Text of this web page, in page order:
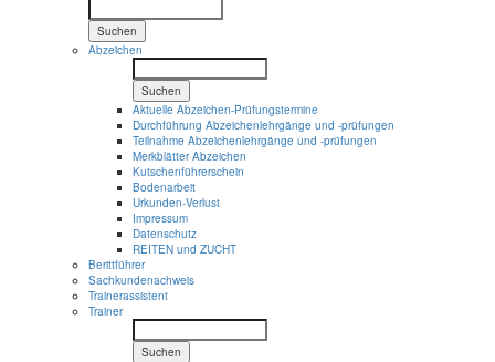
Suchen
Abzeichen
Suchen
Aktuelle Abzeichen-Prüfungstermine
Durchführung Abzeichenlehrgänge und -prüfungen
Teilnahme Abzeichenlehrgänge und -prüfungen
Merkblätter Abzeichen
Kutschenführerschein
Bodenarbeit
Urkunden-Verlust
Impressum
Datenschutz
REITEN und ZUCHT
Berittführer
Sachkundenachweis
Trainerassistent
Trainer
Suchen